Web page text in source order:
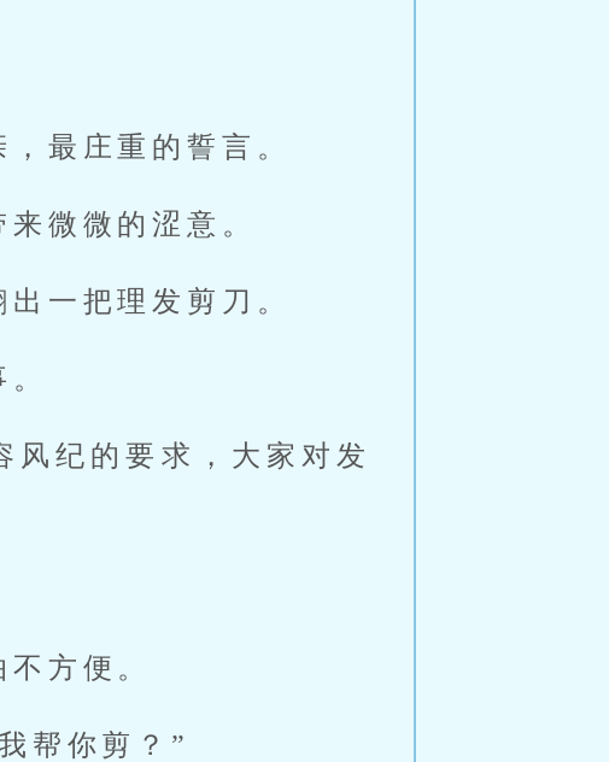
最庄重的誓言。
微微的涩意。
一把理发剪刀。
风纪的要求，大家对发
方便。
帮你剪？”